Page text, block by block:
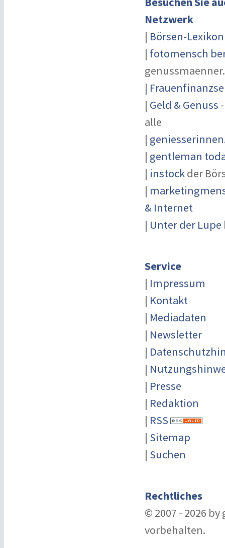
Netzwerk
| Börsen-Lexikon
| fotomensch
|
| Geld & Genuss
alle
|
| gentleman
| instockder
|
& Internet
| Unter der Lupe
Service
| Impressum
| Kontakt
| Mediadaten
| Newsletter
|
|
| Presse
| Redaktion
| RSS
| Sitemap
| Suchen
Rechtliches
© 2007 - 2026
vorbehalten.